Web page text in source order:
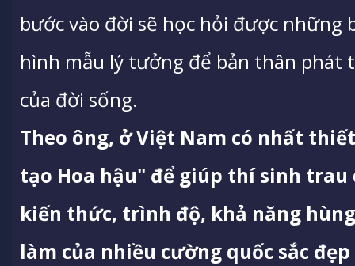
bước vào đời sẽ học hỏi được những
hình mẫu lý tưởng để bản thân phát
của đời sống.
Theo ông, ở Việt Nam có nhất
tạo Hoa hậu" để giúp thí sinh
kiến thức, trình độ, khả năng
làm của nhiều cường quốc sắc